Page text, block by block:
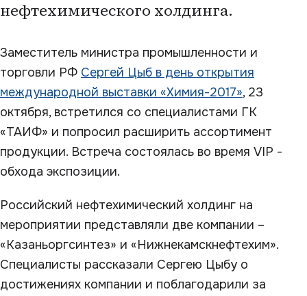
нефтехимического холдинга.
Заместитель министра промышленности и
торговли РФ Сергей Цыб в день открытия
международной выставки «Химия-2017», 23
октября, встретился со специалистами ГК
«ТАИФ» и попросил расширить ассортимент
продукции. Встреча состоялась во время VIP -
обхода экспозиции.
Российский нефтехимический холдинг на
мероприятии представляли две компании –
«Казаньоргсинтез» и «Нижнекамскнефтехим».
Специалисты рассказали Сергею Цыбу о
достижениях компании и поблагодарили за